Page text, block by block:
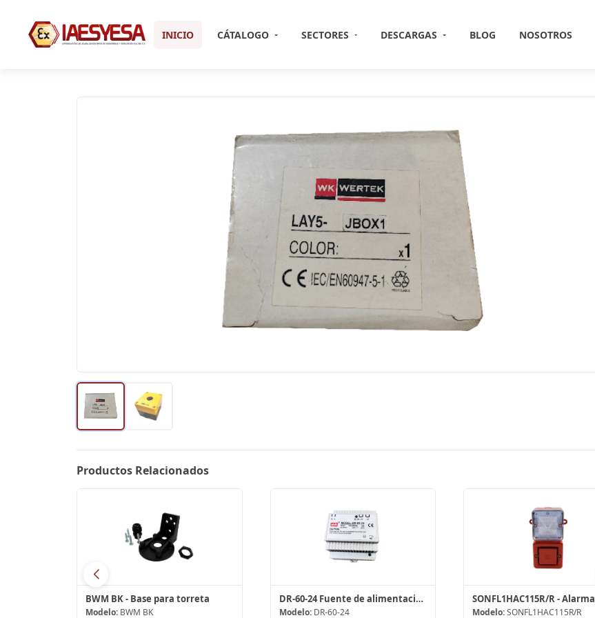
INICIO CÁTALOGO SECTORES DESCARGAS BLOG NOSOTROS
Productos Relacionados
BWM BK - Base para torreta
Modelo:BWM BK
DR-60-24 Fuente de alimentación, carril DIN,
Modelo:DR-60-24 Modelo:SONFL1HAC115R/R